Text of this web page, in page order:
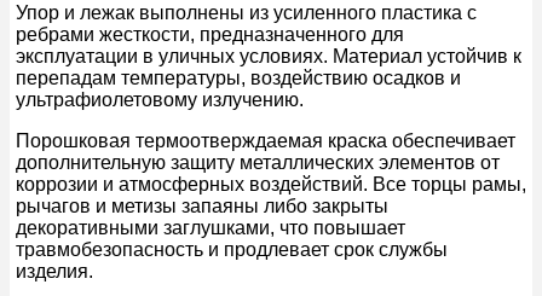
Упор и лежак выполнены из усиленного пластика с
ребрами жесткости, предназначенного для
эксплуатации в уличных условиях. Материал устойчив к
перепадам температуры, воздействию осадков и
ультрафиолетовому излучению.
Порошковая термоотверждаемая краска обеспечивает
дополнительную защиту металлических элементов от
коррозии и атмосферных воздействий. Все торцы рамы,
рычагов и метизы запаяны либо закрыты
декоративными заглушками, что повышает
травмобезопасность и продлевает срок службы
изделия.